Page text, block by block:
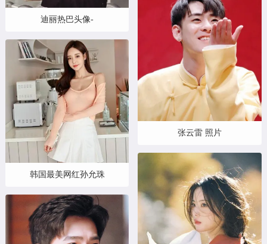
迪丽热巴头像-
韩国最美网红孙允珠
张云雷 照片